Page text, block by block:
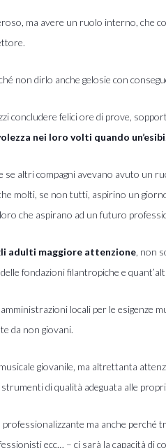
ma avere un ruolo interno, che
non dirlo anche gelosie con
concludere felici ore di prove,
nei loro volti quando
se altri compagni avevano avuto
molti, se non tutti, aspirino un
che aspirano ad un futuro
adulti maggiore attenzione , non
fondazioni filantropiche e
locali per le esigenze
da non giovani.
giovanile, ma altrettanta
di qualità adeguata alle
ma anche
ecc… – ci sarà la capacità